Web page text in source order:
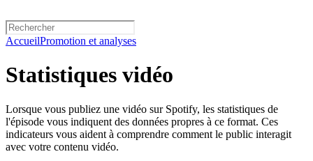
AccueilPromotion et analyses
Statistiques vidéo
Lorsque vous publiez une vidéo sur Spotify, les statistiques de
l'épisode vous indiquent des données propres à ce format. Ces
indicateurs vous aident à comprendre comment le public interagit
avec votre contenu vidéo.